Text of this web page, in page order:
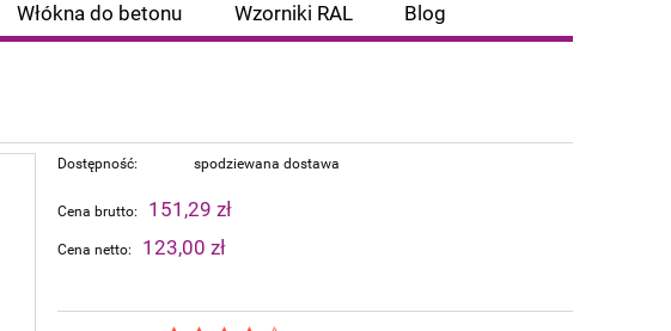
Włókna do betonu Wzorniki RAL Blog
Dostępność: spodziewana dostawa
Cena brutto: 151,29 zł
Cena netto: 123,00 zł